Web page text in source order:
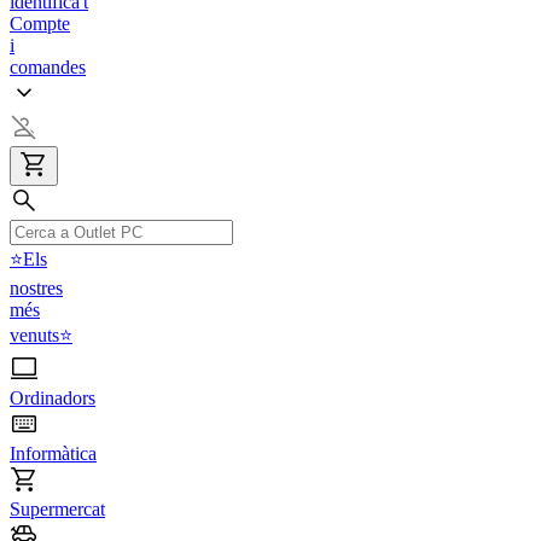
Compte
i
comandes
⭐Els
nostres
més
venuts⭐
Ordinadors
Informàtica
Supermercat